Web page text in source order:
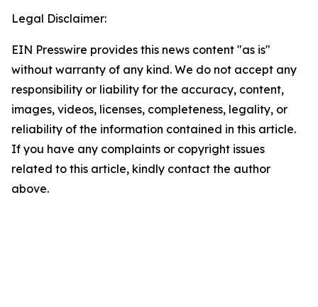
Legal Disclaimer:
EIN Presswire provides this news content "as is"
without warranty of any kind. We do not accept any
responsibility or liability for the accuracy, content,
images, videos, licenses, completeness, legality, or
reliability of the information contained in this article.
If you have any complaints or copyright issues
related to this article, kindly contact the author
above.